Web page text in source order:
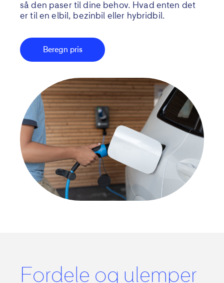
så den paser til dine behov. Hvad enten det
er til en elbil, bezinbil eller hybridbil.
Beregn pris
Fordele og ulemper